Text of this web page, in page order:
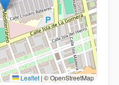
Leaflet | © OpenStreetMap